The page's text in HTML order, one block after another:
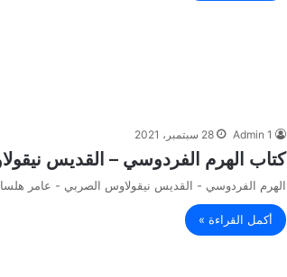
Admin 1 28 سبتمبر، 2021
كتاب الهرم الفردوسي – القديس
الهرم الفردوسي - القديس نيقولاوس الصربي - عامر هلسا
أكمل القراءة »